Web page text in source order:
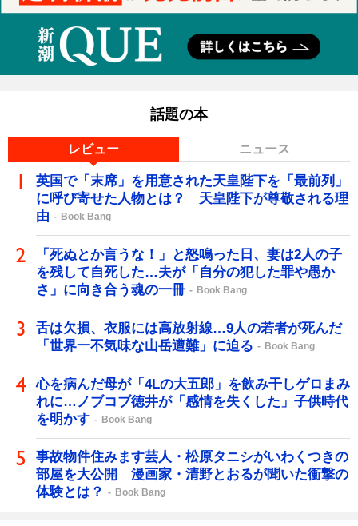
話題の本
レビュー ニュース
英国で「末席」を用意された天皇陛下を「最前列」
に呼び寄せた人物とは？ 天皇陛下が尊敬される理
由
Book Bang
「死ぬとか言うな！」と怒鳴った日、妻は2人の子
を残して自死した…夫が「自分の犯した罪や愚か
さ」に向き合う魂の一冊
Book Bang
舌は欠損、衣服には高放射線…9人の若者が死んだ
「世界一不気味な山岳遭難」に迫る
Book Bang
心を病んだ母が「4Lの大五郎」を飲み干しゲロまみ
れに…ノブコブ徳井が「感情を失くした」子供時代
を明かす
Book Bang
事故物件住みます芸人・松原タニシがいわくつきの
部屋を大公開 漫画家・清野とおるが聞いた衝撃の
体験とは？
Book Bang